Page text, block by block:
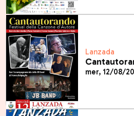
Lanzada
mer, 12/08/